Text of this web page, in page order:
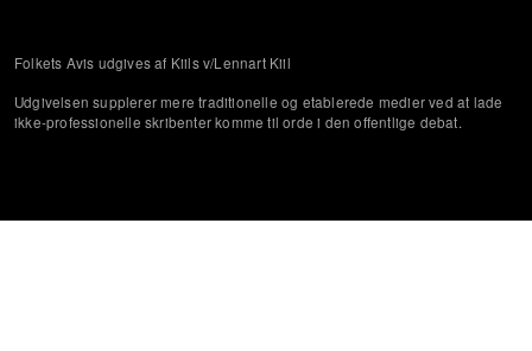
Folkets Avis udgives af Kiils v/Lennart Kiil
Udgivelsen supplerer mere traditionelle og etablerede medier ved at lade
ikke-professionelle skribenter komme til orde i den offentlige debat.